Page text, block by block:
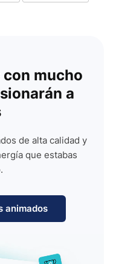
mucho
a
de alta calidad y
que estabas
animados